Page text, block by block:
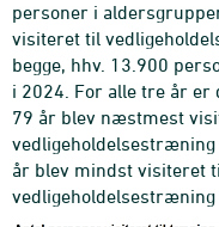
personer i
visiteret til
begge, hhv. 13.900
i 2024. For alle tre år
79 år blev næstmest
vedligeholdelsestræning
år blev mindst visiteret
vedligeholdelsestræning